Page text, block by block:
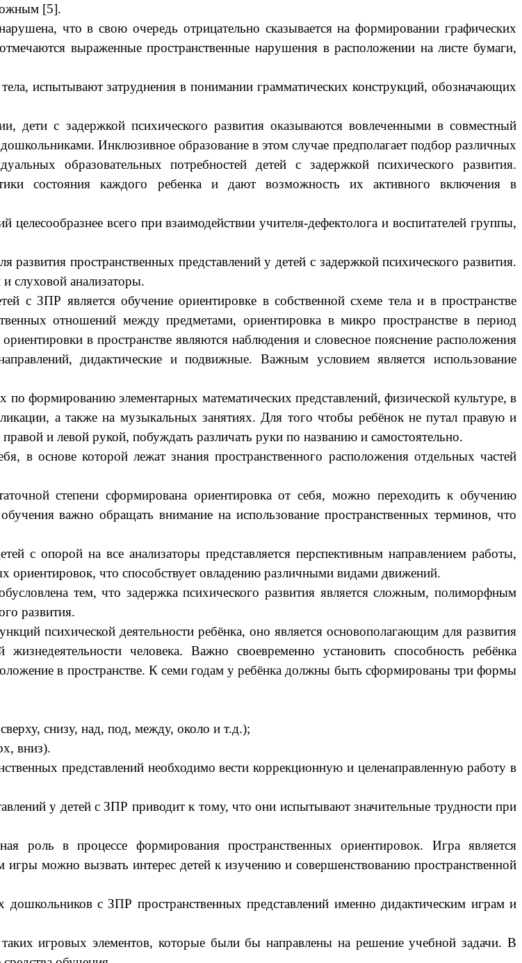
[5].
что в свою очередь отрицательно сказывается на формировании графических
выраженные пространственные нарушения в расположении на листе бумаги,
испытывают затруднения в понимании грамматических конструкций, обозначающих
дети с задержкой психического развития оказываются вовлеченными в совместный
Инклюзивное образование в этом случае предполагает подбор различных
образовательных потребностей детей с задержкой психического развития.
состояния каждого ребенка и дают возможность их активного включения в
всего при взаимодействии учителя-дефектолога и воспитателей группы,
пространственных представлений у детей с задержкой психического развития.
слуховой анализаторы.
с ЗПР является обучение ориентировке в собственной схеме тела и в пространстве
отношений между предметами, ориентировка в микро пространстве в период
в пространстве являются наблюдения и словесное пояснение расположения
дидактические и подвижные. Важным условием является использование
формированию элементарных математических представлений, физической культуре, в
а также на музыкальных занятиях. Для того чтобы ребёнок не путал правую и
и левой рукой, побуждать различать руки по названию и самостоятельно.
в основе которой лежат знания пространственного расположения отдельных частей
степени сформирована ориентировка от себя, можно переходить к обучению
важно обращать внимание на использование пространственных терминов, что
с опорой на все анализаторы представляется перспективным направлением работы,
что способствует овладению различными видами движений.
тем, что задержка психического развития является сложным, полиморфным
развития.
психической деятельности ребёнка, оно является основополагающим для развития
человека. Важно своевременно установить способность ребёнка
в пространстве. К семи годам у ребёнка должны быть сформированы три формы
снизу, над, под, между, около и т.д.);
вниз).
представлений необходимо вести коррекционную и целенаправленную работу в
у детей с ЗПР приводит к тому, что они испытывают значительные трудности при
роль в процессе формирования пространственных ориентировок. Игра является
можно вызвать интерес детей к изучению и совершенствованию пространственной
с ЗПР пространственных представлений именно дидактическим играм и
игровых элементов, которые были бы направлены на решение учебной задачи. В